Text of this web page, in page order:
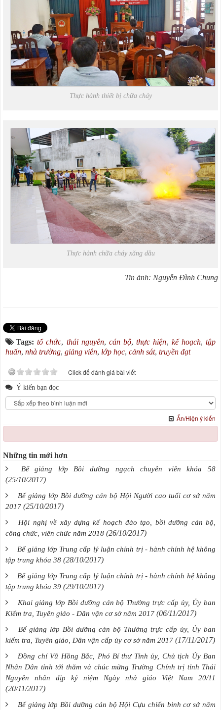
Thực hành thiết bị chữa cháy
Thực hành chữa cháy xăng dầu
Tin ảnh: Nguyễn Đình Chung
Tags:tổ chức, thái nguyên, cán bộ,thực hiện, kế hoạch,tập
huấn, nhà trường, giảng viên, lớp học, cảnh sát, truyền đạt
Click để đánh giá bài viết
Ý kiến bạn đọc
Ẩn/Hiện ý kiến
Những tin mới hơn
Bế giảng lớp Bồi dưỡng ngạch chuyên viên khóa 58
(25/10/2017)
Bế giảng lớp Bồi dưỡng cán bộ Hội Người cao tuổi cơ sở năm
2017 (25/10/2017)
Hội nghị về xây dựng kế hoạch đào tạo, bồi dưỡng cán bộ,
công chức, viên chức năm 2018 (26/10/2017)
Bế giảng lớp Trung cấp lý luận chính trị - hành chính hệ không
tập trung khóa 38 (28/10/2017)
Bế giảng lớp Trung cấp lý luận chính trị - hành chính hệ không
tập trung khóa 39 (29/10/2017)
Khai giảng lớp Bồi dưỡng cán bộ Thường trực cấp ủy, Ủy ban
Kiểm tra, Tuyên giáo - Dân vận cơ sở năm 2017 (06/11/2017)
Bế giảng lớp Bồi dưỡng cán bộ Thường trực cấp ủy, Ủy ban
kiểm tra, Tuyên giáo, Dân vận cấp ủy cơ sở năm 2017 (17/11/2017)
Đồng chí Vũ Hồng Bắc, Phó Bí thư Tỉnh ủy, Chủ tịch Ủy Ban
Nhân Dân tỉnh tới thăm và chúc mừng Trường Chính trị tỉnh Thái
Nguyên nhân dịp kỷ niệm Ngày nhà giáo Việt Nam 20/11
(20/11/2017)
Bế giảng lớp Bồi dưỡng cán bộ Hội Cựu chiến binh cơ sở năm